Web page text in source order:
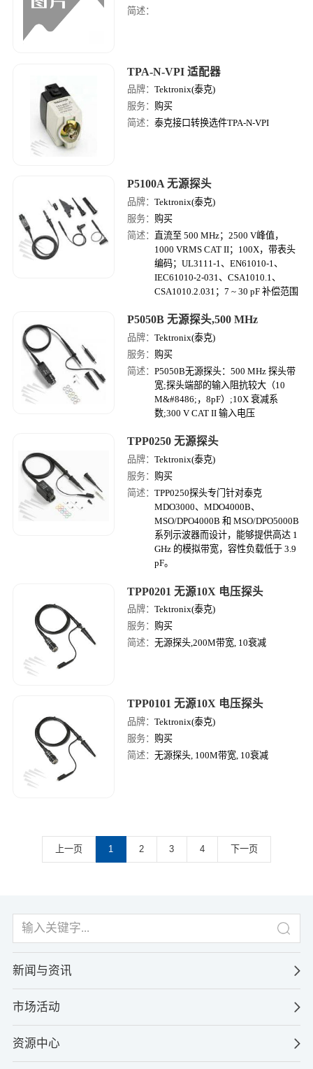
简述：
TPA-N-VPI 适配器
品牌：Tektronix(泰克)
服务： 购买
简述：泰克接口转换选件TPA-N-VPI
P5100A 无源探头
品牌：Tektronix(泰克)
服务： 购买
简述：
直流至 500 MHz；2500 V峰值，
1000 VRMS CAT II；100X，带表头
编码；UL3111-1、EN61010-1、
IEC61010-2-031、CSA1010.1、
CSA1010.2.031；7 ~ 30 pF 补偿范围
P5050B 无源探头,500 MHz
品牌：Tektronix(泰克)
服务： 购买
简述：P5050B无源探头：500 MHz 探头带
宽;探头端部的输入阻抗较大（10
M&#8486;，8pF）;10X 衰减系
数;300 V CAT II 输入电压
TPP0250 无源探头
品牌：Tektronix(泰克)
服务： 购买
简述：TPP0250探头专门针对泰克
MDO3000、MDO4000B、
MSO/DPO4000B 和 MSO/DPO5000B
系列示波器而设计，能够提供高达 1
GHz 的模拟带宽，容性负载低于 3.9
pF。
TPP0201 无源10X 电压探头
品牌：Tektronix(泰克)
服务： 购买
简述：无源探头,200M带宽, 10衰减
TPP0101 无源10X 电压探头
品牌：Tektronix(泰克)
服务： 购买
简述：无源探头, 100M带宽, 10衰减
上一页 1 2 3 4 下一页
新闻与资讯
市场活动
资源中心